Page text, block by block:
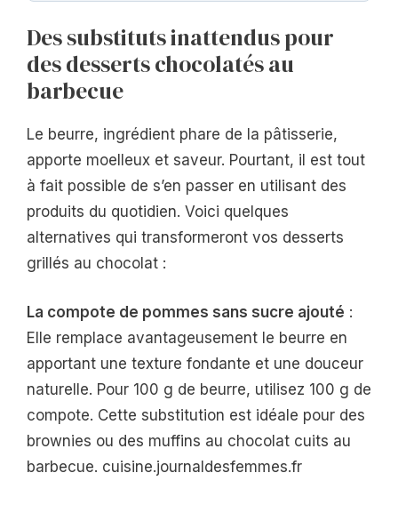
Des substituts inattendus pour
des desserts chocolatés au
barbecue
Le beurre, ingrédient phare de la pâtisserie,
apporte moelleux et saveur. Pourtant, il est tout
à fait possible de s’en passer en utilisant des
produits du quotidien. Voici quelques
alternatives qui transformeront vos desserts
grillés au chocolat :
La compote de pommes sans sucre ajouté :
Elle remplace avantageusement le beurre en
apportant une texture fondante et une douceur
naturelle. Pour 100 g de beurre, utilisez 100 g de
compote. Cette substitution est idéale pour des
brownies ou des muffins au chocolat cuits au
barbecue. cuisine.journaldesfemmes.fr